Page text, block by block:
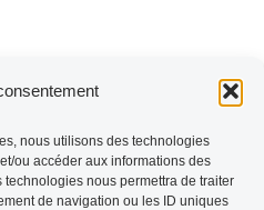
nous utilisons des technologies
ou accéder aux informations des
nous permettra de traiter
de navigation ou les ID uniques
in est-il pertinent pour
critique pour
disposent d'une